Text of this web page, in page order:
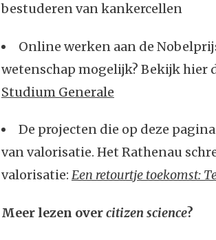
bestuderen van kankercellen
Online werken aan de
wetenschap mogelijk? Bekijk hier
Studium Generale
De projecten die op deze
van valorisatie. Het Rathenau
valorisatie: Een retourtje toekomst:
Meer lezen overcitizen science?